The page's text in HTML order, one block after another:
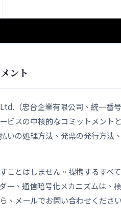
ント
（忠台企業有限公司、統一番
ビスの中核的なコミットメント
いの処理方法、発票の発行方法
ことはしません。提携するすべ
ー、通信暗号化メカニズムは、
、メールでお問い合わせくださ